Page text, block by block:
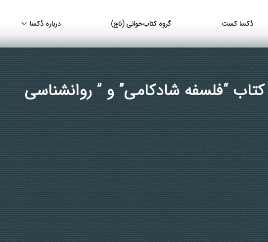
دُکسا کست گروه کتاب‌خوانی (ناج) درباره دُکسا
“فلسفه شادکامی” و ” روانشناسی